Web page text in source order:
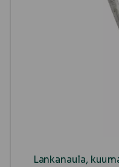
Lankanaula,